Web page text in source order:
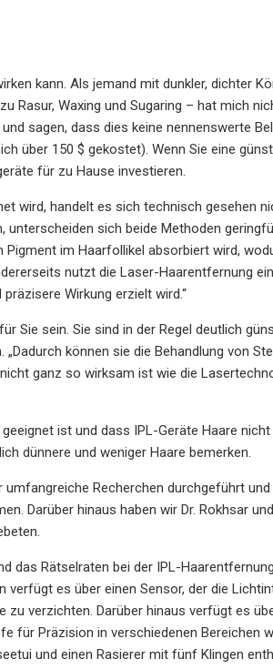
kann. Als jemand mit dunkler, dichter
Rasur, Waxing und Sugaring – hat mich
sagen, dass dies keine nennenswerte
über 150 $ gekostet). Wenn Sie eine
für zu Hause investieren.
wird, handelt es sich technisch gesehen
sich beide Methoden
im Haarfollikel absorbiert wird,
nutzt die Laser-Haarentfernung
Wirkung erzielt wird.“
Sie sein. Sie sind in der Regel deutlich
können sie die Behandlung von
ganz so wirksam ist wie die
ist und dass IPL-Geräte Haare
dünnere und weniger Haare bemerken.
Recherchen durchgeführt
Darüber hinaus haben wir Dr. Rokhsar
das Rätselraten bei der IPL-
es über einen Sensor, der die
verzichten. Darüber hinaus verfügt es
für Präzision in verschiedenen Bereichen
und einen Rasierer mit fünf Klingen